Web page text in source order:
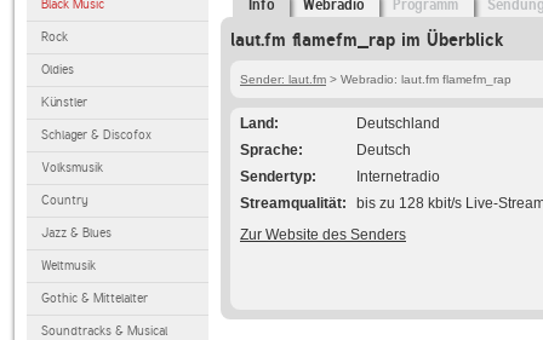
Black Music
Rock
Oldies
Künstler
Schlager & Discofox
Volksmusik
Country
Jazz & Blues
Weltmusik
Gothic & Mittelalter
Soundtracks & Musical
Info Webradio Programm
laut.fm flamefm_rap im Überblick
Sender: laut.fm > Webradio: laut.fm flamefm_rap
Land
Deutschland
Sprache
Deutsch
Sendertyp
Internetradio
Streamqualität
bis zu 128 kbit/s Live-
Zur Website des Senders